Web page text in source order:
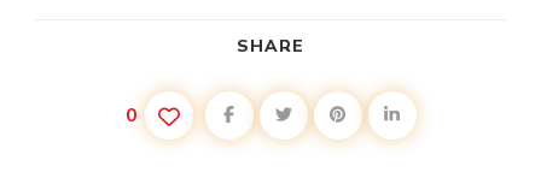
SHARE
0